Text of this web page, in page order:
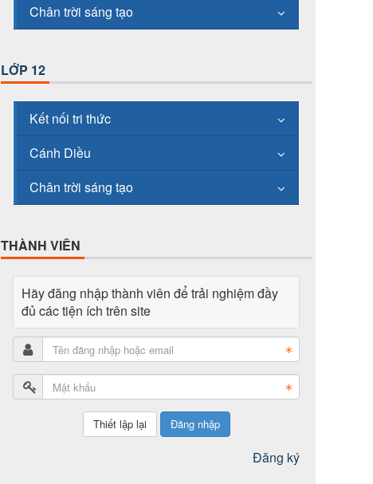
Chân trời sáng tạo
LỚP 12
Kết nối tri thức
Cánh Diều
Chân trời sáng tạo
THÀNH VIÊN
Hãy đăng nhập thành viên để trải nghiệm đầy
đủ các tiện ích trên site
Đăng nhập
Đăng ký